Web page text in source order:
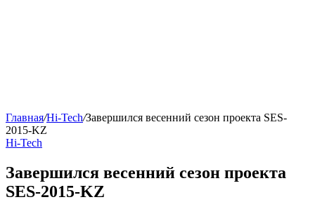
Главная/Hi-Tech/Завершился весенний сезон проекта SES-
2015-KZ
Hi-Tech
Завершился весенний сезон проекта
SES-2015-KZ